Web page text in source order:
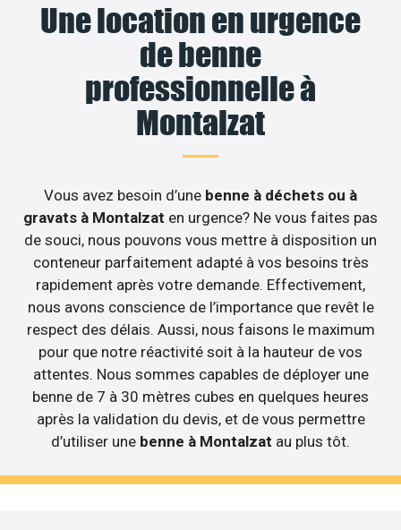
Une location en urgence
de benne
professionnelle à
Montalzat
Vous avez besoin d’une benne à déchets ou à
gravats à Montalzat en urgence? Ne vous faites pas
de souci, nous pouvons vous mettre à disposition un
conteneur parfaitement adapté à vos besoins très
rapidement après votre demande. Effectivement,
nous avons conscience de l’importance que revêt le
respect des délais. Aussi, nous faisons le maximum
pour que notre réactivité soit à la hauteur de vos
attentes. Nous sommes capables de déployer une
benne de 7 à 30 mètres cubes en quelques heures
après la validation du devis, et de vous permettre
d’utiliser une benne à Montalzat au plus tôt.